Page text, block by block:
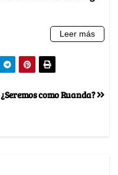
¿Seremos como Ruanda?